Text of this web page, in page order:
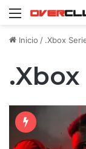
Menú
Inicio / .Xbox